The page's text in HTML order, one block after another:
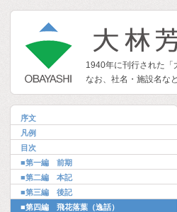
1940年に刊行された「
なお、社名・施設名な
序文
凡例
目次
■第一編 前期
■第二編 本記
■第三編 後記
■第四編 飛花落葉（逸話）